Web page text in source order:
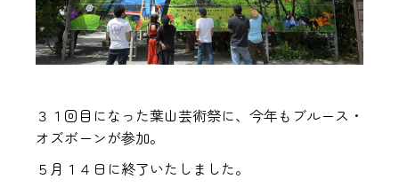
３１回目になった葉山芸術祭に、今年もブルース・
オズボーンが参加。
５月１４日に終了いたしました。